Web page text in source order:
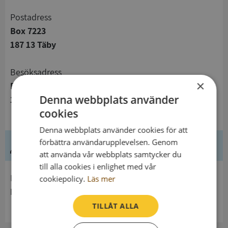
Postadress
Box 7223
187 13 Täby
Besöksadress
Fyrverkarbacken 13
112 60 Stockholm
Ledning
Innehavare
Riksarkivet
×
Denna webbplats använder
cookies
Denna webbplats använder cookies för att
förbättra användarupplevelsen. Genom
att använda vår webbplats samtycker du
till alla cookies i enlighet med vår
cookiepolicy. Läs mer
TILLÅT ALLA